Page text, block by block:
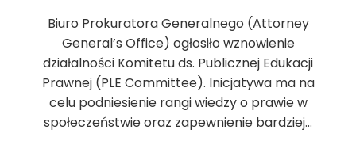
Biuro Prokuratora Generalnego (Attorney
General’s Office) ogłosiło wznowienie
działalności Komitetu ds. Publicznej Edukacji
Prawnej (PLE Committee). Inicjatywa ma na
celu podniesienie rangi wiedzy o prawie w
społeczeństwie oraz zapewnienie bardziej…